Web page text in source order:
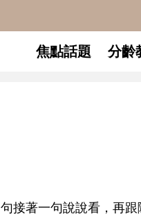
焦點話題 分齡
接著一句說說看，再